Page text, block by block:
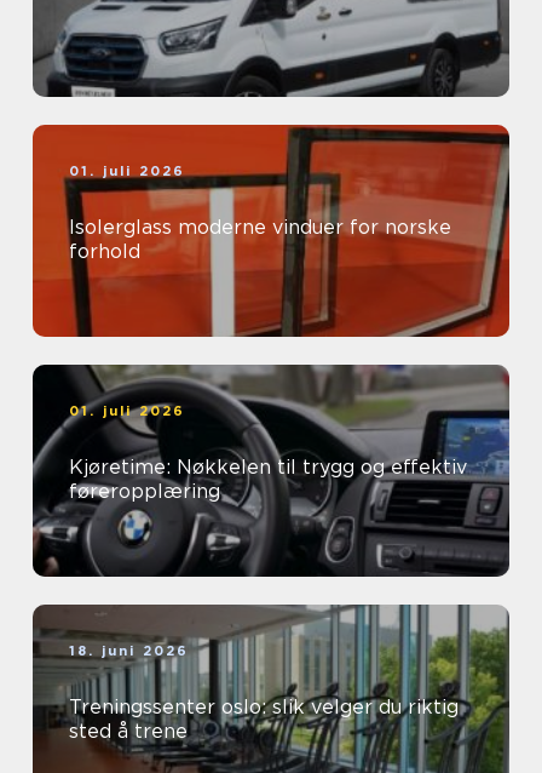
01. juli 2026
Isolerglass moderne vinduer for norske
forhold
01. juli 2026
Kjøretime: Nøkkelen til trygg og effektiv
føreropplæring
18. juni 2026
Treningssenter oslo: slik velger du riktig
sted å trene